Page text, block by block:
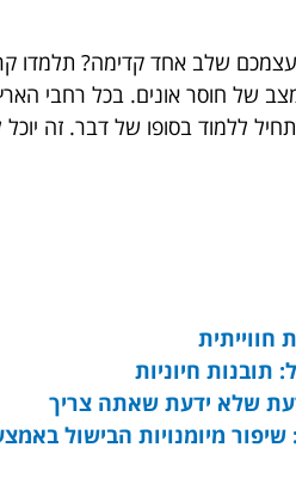
שלב אחד קדימה? תלמדו
של חוסר אונים. בכל רחבי
ללמוד בסופו של דבר. זה
חווייתית
תובנות חיוניות
שלא ידעת שאתה צריך
שיפור מיומנויות הבישול